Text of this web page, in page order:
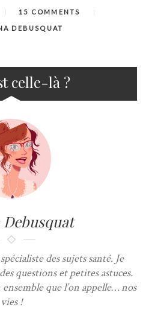
15 COMMENTS
DEBUSQUAT
celle-là ?
des sujets santé. Je
questions et petites astuces.
que l’on appelle… nos
vies !